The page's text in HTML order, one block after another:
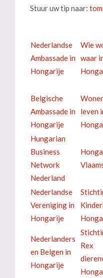
Stuur uw tip naar:
Nederlandse
Ambassade in
Hongarije
Wie
waar
Belgische
Ambassade in
Hongarije
leven
Hungarian
Business
Network
Nederland
Nederlandse
Vereniging in
Hongarije
Nederlanders
en Belgen in
Hongarije
Rex